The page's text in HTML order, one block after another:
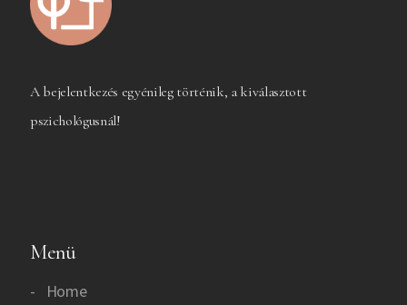
A bejelentkezés egyénileg történik, a kiválasztott
pszichológusnál!
Menü
Home